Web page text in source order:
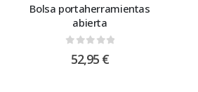
Bolsa portaherramientas
abierta
52,95 €